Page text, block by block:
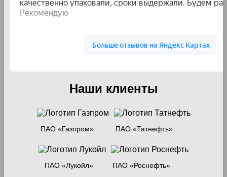
Наши клиенты
ПАО «Газпром» ПАО «Татнефть»
ПАО «Лукойл» ПАО «Роснефть»